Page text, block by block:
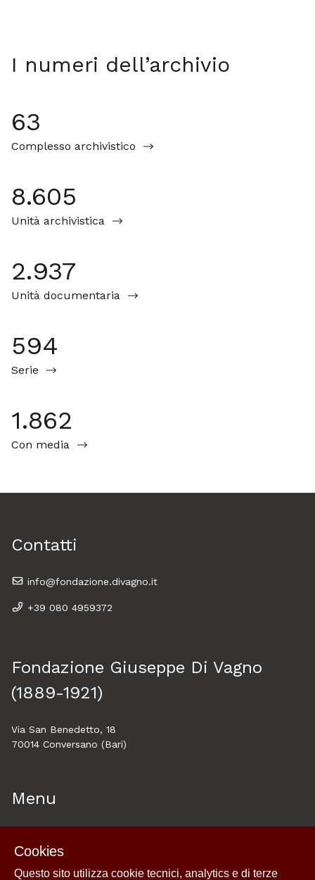
I numeri dell’archivio
63
Complesso archivistico
8.605
Unità archivistica
2.937
Unità documentaria
594
Serie
1.862
Con media
Contatti
info@fondazione.divagno.it
+39 080 4959372
Fondazione Giuseppe Di Vagno
(1889-1921)
Via San Benedetto, 18
70014 Conversano (Bari)
Menu
About
Esplora
Cookies
Questo sito utilizza cookie tecnici, analytics e di terze